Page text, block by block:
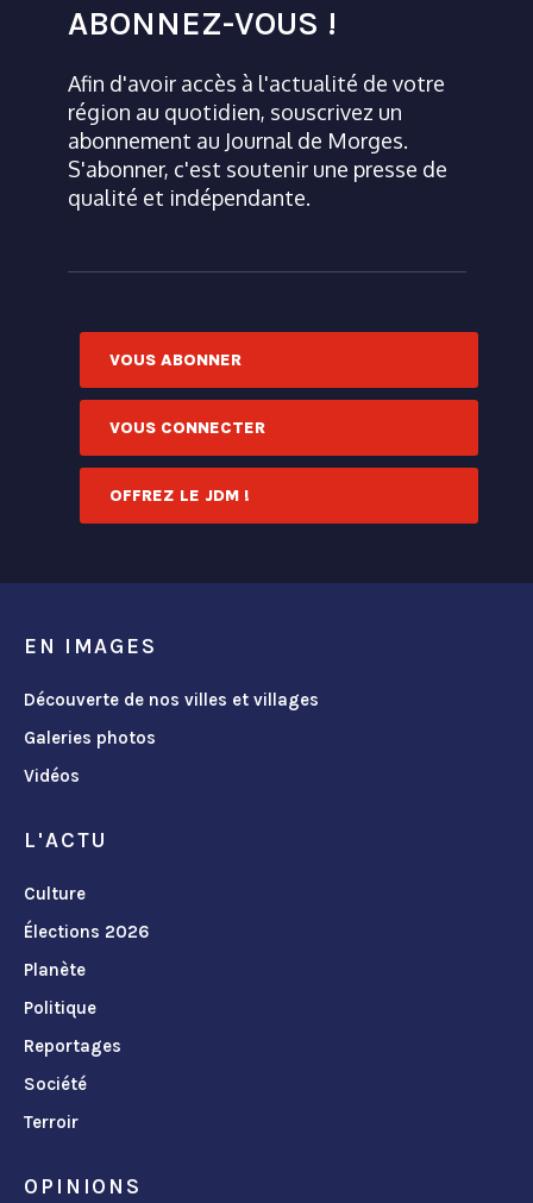
ABONNEZ-VOUS !
Afin d'avoir accès à l'actualité de votre
région au quotidien, souscrivez un
abonnement au Journal de Morges.
S'abonner, c'est soutenir une presse de
qualité et indépendante.
VOUS ABONNER
VOUS CONNECTER
OFFREZ LE JDM !
EN IMAGES
Découverte de nos villes et villages
Galeries photos
Vidéos
L'ACTU
Culture
Élections 2026
Planète
Politique
Reportages
Société
Terroir
OPINIONS